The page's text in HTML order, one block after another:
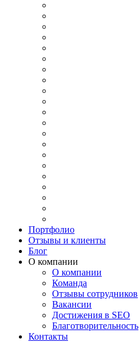
Портфолио
Отзывы и клиенты
Блог
О компании
О компании
Команда
Отзывы сотрудников
Вакансии
Достижения в SEO
Благотворительность
Контакты